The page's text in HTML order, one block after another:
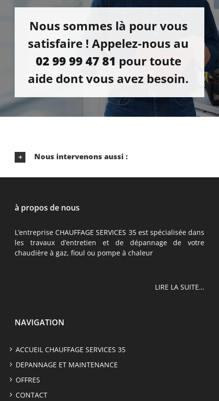
Nous sommes là pour vous
satisfaire ! Appelez-nous au
02 99 99 47 81 pour toute
aide dont vous avez besoin.
Nous intervenons aussi :
à propos de nous
L’entreprise CHAUFFAGE SERVICES 35 est spécialisée dans
les travaux d’entretien et de dépannage de votre
chaudière à gaz, fioul ou pompe à chaleur
LIRE LA SUITE…
NAVIGATION
ACCUEIL CHAUFFAGE SERVICES 35
DEPANNAGE ET MAINTENANCE
OFFRES
CONTACT